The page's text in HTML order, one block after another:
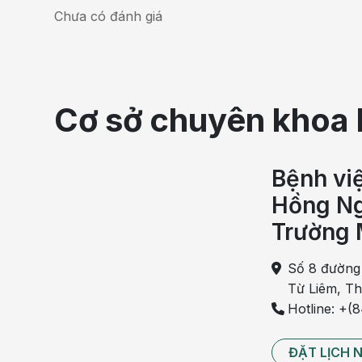
Chưa có đánh giá
Cơ sở chuyên khoa
Bệnh
Hồng
Trường
Số 8
Từ Liêm,
Hotline:
ĐẶT LỊCH